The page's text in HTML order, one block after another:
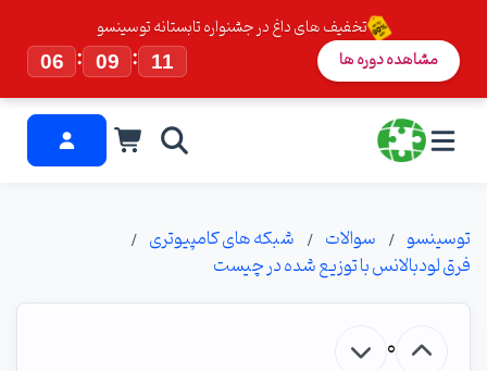
تخفیف های داغ در جشنواره تابستانه توسینسو
06
: 09 : 10 مشاهده دوره ها
توسینسو سوالات
شبکه های کامپیوتری
فرق لودبالانس با توزیع شده در چیست
0